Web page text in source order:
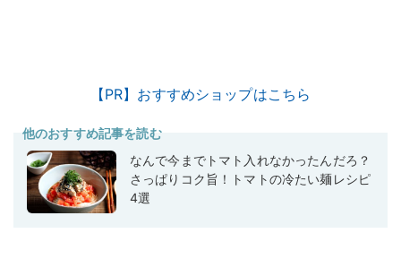
【PR】おすすめショップはこちら
他のおすすめ記事を読む
なんで今までトマト入れなかったんだろ？
さっぱりコク旨！トマトの冷たい麺レシピ
4選